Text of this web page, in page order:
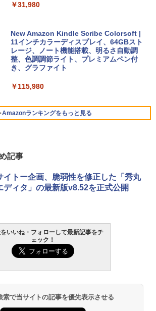
￥129,800
FMV ノートパソコン WE1-K3 (MS 365 P
ersonal/Copilotキー搭載/Win 11/15.6型/
Core i5/16GB/SSD 512GB/ホワイト) FM
VWK3E15W_AZ
ト): Java & Bedrock Edition | オンライ
￥3,600
ェクトリストと最新エミュレータ紹介
￥31,980
New Amazon Kindle Scribe Colorsoft |
11インチカラーディスプレイ、64GBスト
レージ、ノート機能搭載、明るさ自動調
整、色調調節ライト、プレミアムペン付
き、グラファイト
￥115,980
Amazonランキングをもっと見る
記事
イトー企画、脆弱性を修正した「秀丸
ディタ」の最新版v8.52を正式公開
いいね・フォローして最新記事をチ
ェック！
で当サイトの記事を優先表示させる